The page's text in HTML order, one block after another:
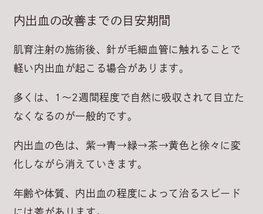
内出血の改善までの目安期間
肌育注射の施術後、針が毛細血管に触れることで
軽い内出血が起こる場合があります。
多くは、 1～2週間程度で自然に吸収されて目立た
なくなるのが一般的です。
内出血の色は、紫→青→緑→茶→黄色と徐々に変
化しながら消えていきます。
年齢や体質、内出血の程度によって治るスピード